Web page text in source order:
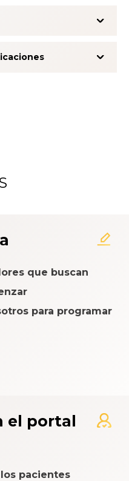
de
que buscan
para programar
el portal
pacientes